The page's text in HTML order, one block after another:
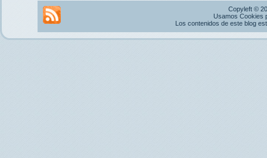
Copyleft ©
Usamos Cookies
Los contenidos de este blog